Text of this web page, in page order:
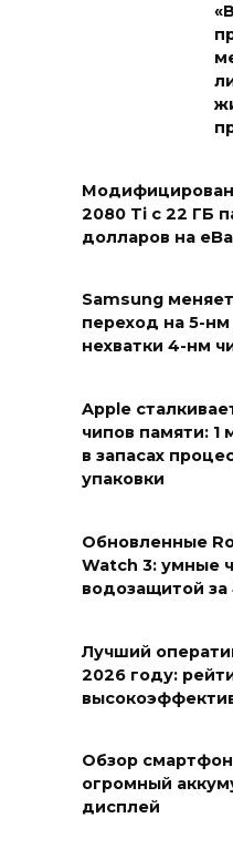
2080 Ti с 22 ГБ
долларов на
Samsung
переход на 5-нм
нехватки 4-нм
Apple
чипов памяти: 1
в запасах
упаковки
Обновленные
Watch 3: умные
водозащитой
Лучший
2026 году:
Обзор
огромный
дисплей